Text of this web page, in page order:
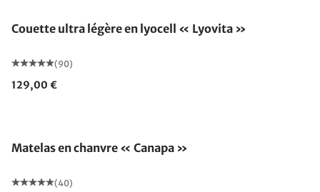
Couette ultra légère en lyocell « Lyovita »
(90)
129,00 €
Matelas en chanvre « Canapa »
(40)